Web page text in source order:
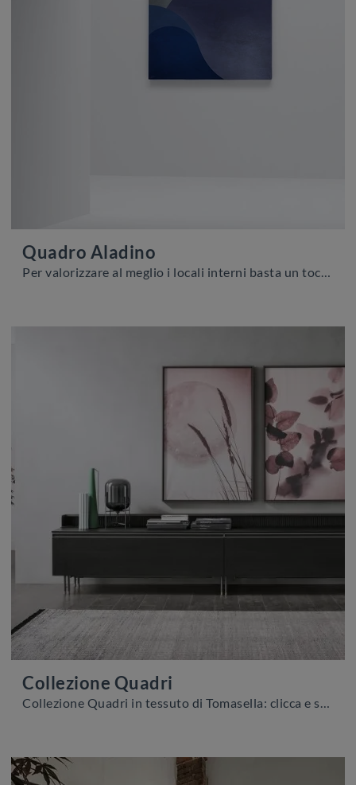
Quadro Aladino
Per valorizzare al meglio i locali interni basta un tocco sapiente da ottenere inserendo in mezzo ai restanti pezzi d'arredo alcuni Complementi di ...
Collezione Quadri
Collezione Quadri in tessuto di Tomasella: clicca e scopri di più sui Complementi e quadri moderni in tessuto del rinomato marchio!